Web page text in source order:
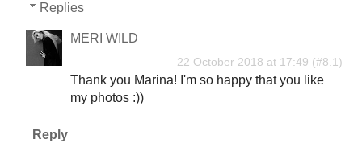
Replies
MERI WILD
22 October 2018 at 17:49
Thank you Marina! I'm so happy that you like
my photos :))
Reply